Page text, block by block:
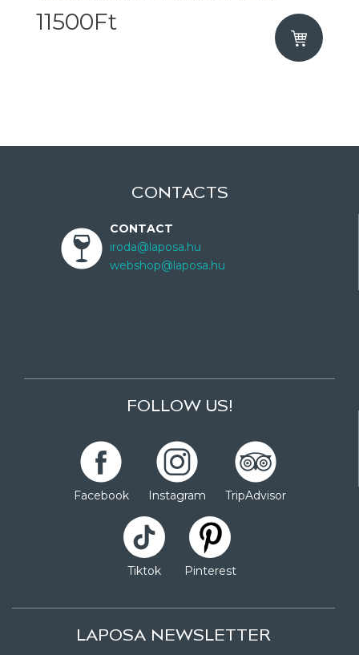
11500Ft
CONTACTS
CONTACT
iroda@laposa.hu
webshop@laposa.hu
FOLLOW US!
Facebook Instagram TripAdvisor
Tiktok Pinterest
LAPOSA NEWSLETTER